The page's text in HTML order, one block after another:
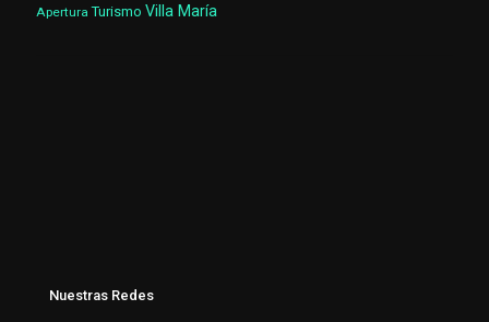
Apertura Turismo Villa María
Nuestras Redes